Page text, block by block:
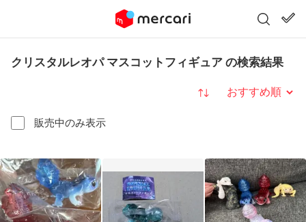
クリスタルレオパ マスコットフィギュア の検索結果
販売中のみ表示
並び替え